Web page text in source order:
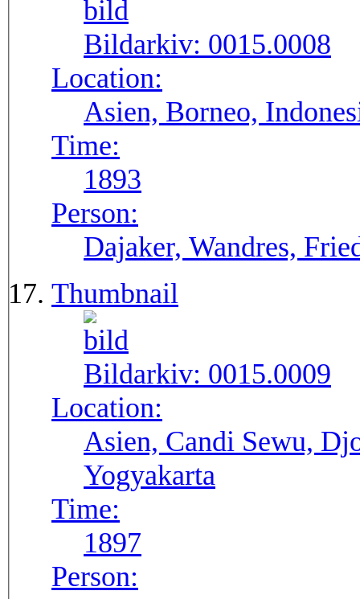
Bildarkiv: 0015.0008
Location:
Asien, Borneo,
Time:
1893
Person:
Dajaker, Wandres,
Thumbnail
Bildarkiv: 0015.0009
Location:
Asien, Candi Sewu,
Yogyakarta
Time:
1897
Person: